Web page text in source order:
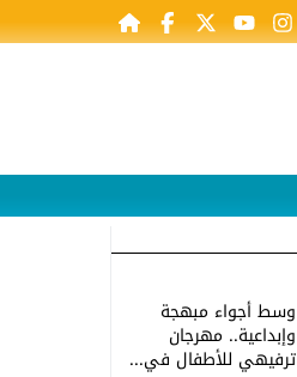
وسط أجواء مبهجة
وإبداعية.. مهرجان
ترفيهي للأطفال في...